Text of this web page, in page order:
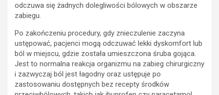
odczuwa się żadnych dolegliwości bólowych w obszarze
zabiegu.
Po zakończeniu procedury, gdy znieczulenie zaczyna
ustępować, pacjenci mogą odczuwać lekki dyskomfort lub
ból w miejscu, gdzie została umieszczona śruba gojąca.
Jest to normalna reakcja organizmu na zabieg chirurgiczny
i zazwyczaj ból jest łagodny oraz ustępuje po
zastosowaniu dostępnych bez recepty środków